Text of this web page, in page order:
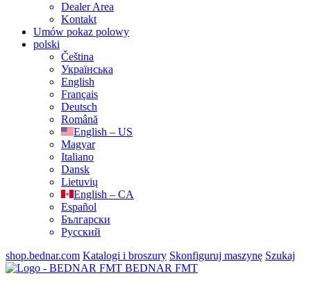
Dealer Area
Kontakt
Umów pokaz polowy
polski
Čeština
Українська
English
Français
Deutsch
Română
English – US
Magyar
Italiano
Dansk
Lietuvių
English – CA
Español
Български
Русский
shop.bednar.com Katalogi i broszury Skonfiguruj maszynę Szukaj
BEDNAR FMT